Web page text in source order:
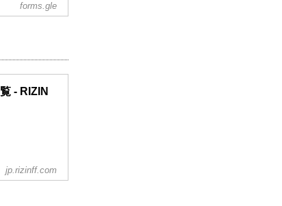
forms.gle
- RIZIN
jp.rizinff.com